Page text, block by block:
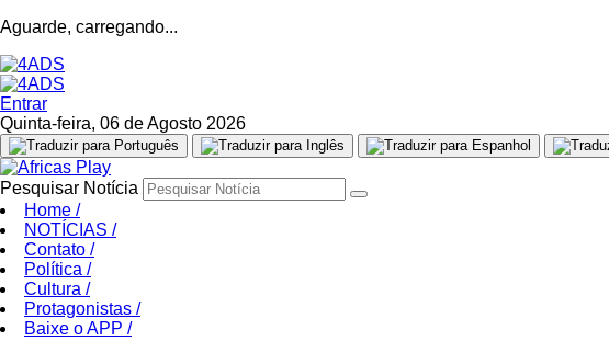
Aguarde, carregando...
Entrar
Quinta-feira, 06 de Agosto 2026
Pesquisar Notícia
Home /
NOTÍCIAS /
Contato /
Política /
Cultura /
Protagonistas /
Baixe o APP /